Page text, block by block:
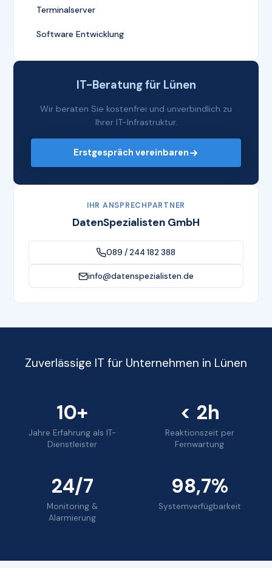
Terminalserver
Software Entwicklung
IT-Beratung für Lünen
Wir beraten Sie kostenfrei und unverbindlich zu
Ihrer IT-Infrastruktur.
Erstgespräch vereinbaren
IHR ANSPRECHPARTNER
DatenSpezialisten GmbH
089 / 244 182 388
info@datenspezialisten.de
Zuverlässige IT für Unternehmen in Lünen
10+
Jahre Erfahrung als IT-
Dienstleister
< 2h
Reaktionszeit per
Fernwartung
24/7
Monitoring &
Alarmierung
98,7%
Systemverfügbarkeit